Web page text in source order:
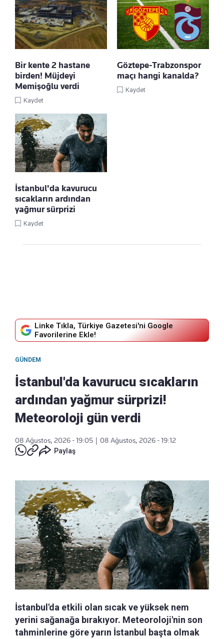
Bir kente 2 hastane
birden! Müjdeyi
Memişoğlu verdi
Kaydet
Göztepe-Trabzonspor
maçı hangi kanalda?
Kaydet
İstanbul'da kavurucu
sıcakların ardından
yağmur sürprizi
Kaydet
Linke Tıkla, Türkiye Gazetesi'ni Google
Favorilerine Ekle!
GÜNDEM
İstanbul'da kavurucu sıcakların
ardından yağmur sürprizi!
Meteoroloji gün verdi
08 Ağustos, 2026 - 19:05
08 Ağustos, 2026 - 19:12
Paylaş
İstanbul'da etkili olan sıcak ve yüksek nem
yerini sağanağa bırakıyor. Meteoroloji'nin son
tahminlerine göre yarın İstanbul başta olmak